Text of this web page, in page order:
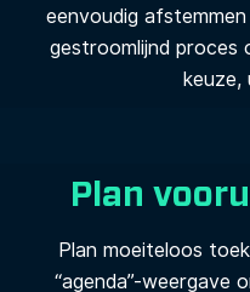
eenvoudig
gestroomlijnd
keuze,
Plan
Plan moeiteloos
“agenda”-weergave